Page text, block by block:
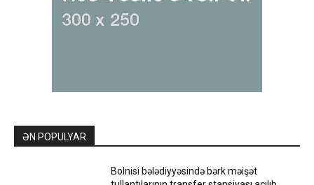
ƏN POPULYAR
Bolnisi bələdiyyəsində bərk məişət